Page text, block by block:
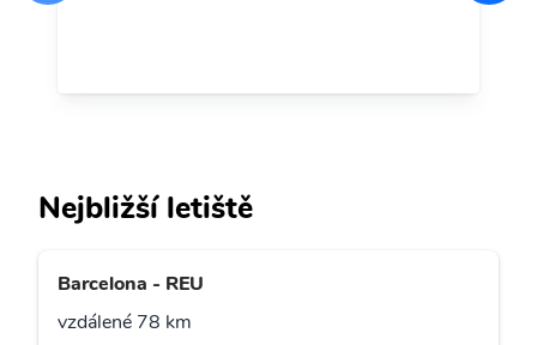
Nejbližší letiště
Barcelona - REU
vzdálené 78 km